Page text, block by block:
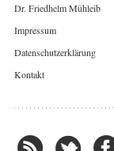
Dr. Friedhelm Mühleib
Impressum
Datenschutzerklärung
Kontakt